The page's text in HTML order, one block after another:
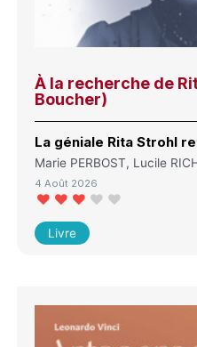
À la recherche de
Boucher)
La géniale Rita Strohl
Marie PERBOST, Lucile
4 Août 2026
Livre